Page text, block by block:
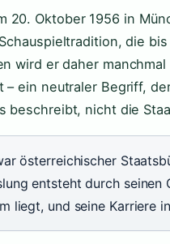
20. Oktober 1956 in
die
wird er daher
– ein neutraler Begriff,
beschreibt, nicht die
österreichischer
entsteht durch
liegt, und seine Karriere